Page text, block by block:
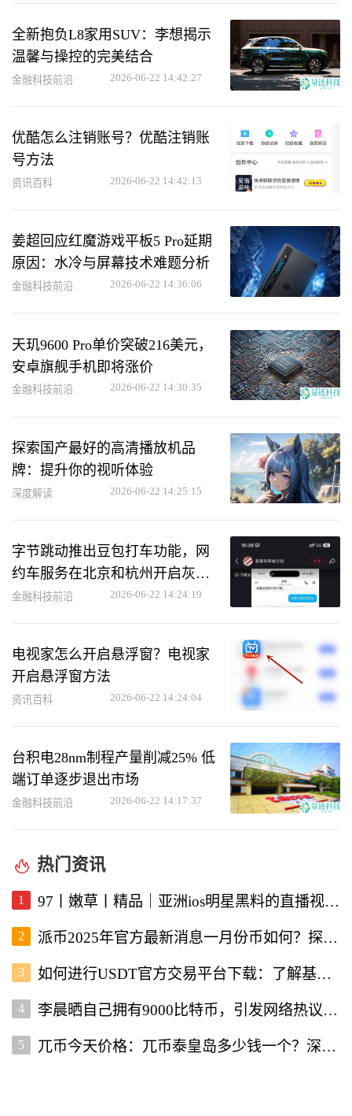
全新抱负L8家用SUV：李想揭示
温馨与操控的完美结合
金融科技前沿 2026-06-22 14:42:27
优酷怎么注销账号？优酷注销账
号方法
资讯百科 2026-06-22 14:42:13
姜超回应红魔游戏平板5 Pro延期
原因：水冷与屏幕技术难题分析
金融科技前沿 2026-06-22 14:36:06
天玑9600 Pro单价突破216美元，
安卓旗舰手机即将涨价
金融科技前沿 2026-06-22 14:30:35
探索国产最好的高清播放机品
牌：提升你的视听体验
深度解读 2026-06-22 14:25:15
字节跳动推出豆包打车功能，网
约车服务在北京和杭州开启灰度
测试
金融科技前沿 2026-06-22 14:24:19
电视家怎么开启悬浮窗？电视家
开启悬浮窗方法
资讯百科 2026-06-22 14:24:04
台积电28nm制程产量削减25% 低
端订单逐步退出市场
金融科技前沿 2026-06-22 14:17:37
热门资讯
1 97丨嫩草丨精品｜亚洲ios明星黑料的直播视频软件深度解析
2 派币2025年官方最新消息一月份币如何？探讨未来发展与行情走势
3 如何进行USDT官方交易平台下载：了解基本流程与注意事项
4 李晨晒自己拥有9000比特币，引发网络热议与投资者关注
5 兀币今天价格：兀币泰皇岛多少钱一个？深入分析市场现状与未来走向